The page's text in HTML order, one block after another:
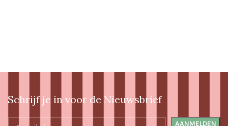
Schrijf je in voor de Nieuwsbrief